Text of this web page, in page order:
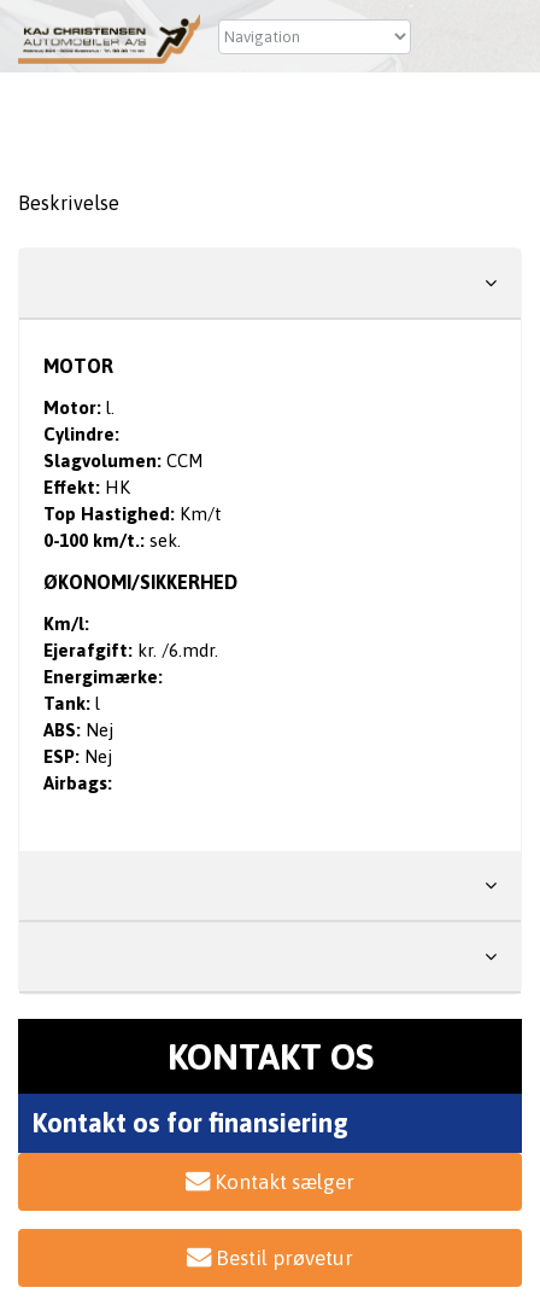
Beskrivelse
MOTOR
Motor: l.
Cylindre:
Slagvolumen: CCM
Effekt: HK
Top Hastighed: Km/t
0-100 km/t.: sek.
ØKONOMI/SIKKERHED
Km/l:
Ejerafgift: kr. /6.mdr.
Energimærke:
Tank: l
ABS: Nej
ESP: Nej
Airbags:
KONTAKT OS
Kontakt os for finansiering
Kontakt sælger
Bestil prøvetur